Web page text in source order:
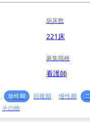
病床数
221床
募集職種
看護師
急性期 回復期 慢性期
その他